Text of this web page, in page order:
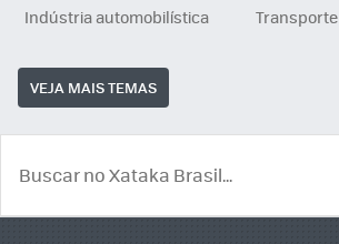
Indústria automobilística
Transporte
VEJA MAIS TEMAS